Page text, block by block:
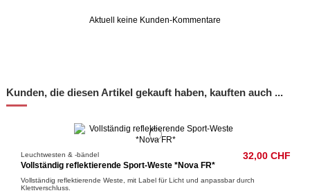
Aktuell keine Kunden-Kommentare
Kunden, die diesen Artikel gekauft haben, kauften auch ...
Leuchtwesten & -bändel
Vollständig reflektierende Sport-Weste *Nova FR*
32,00 CHF
Vollständig reflektierende Weste, mit Label für Licht und anpassbar durch
Klettverschluss.